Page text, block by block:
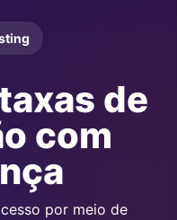
de
com
por meio de